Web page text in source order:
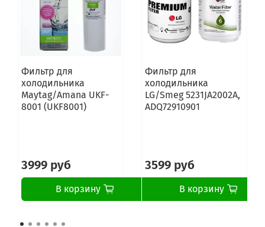
Фильтр для
холодильника
Maytag/Amana UKF-
8001 (UKF8001)
3999 руб
В корзину
Фильтр для
холодильника
LG/Smeg 5231JA2002A,
ADQ72910901
3599 руб
В корзину